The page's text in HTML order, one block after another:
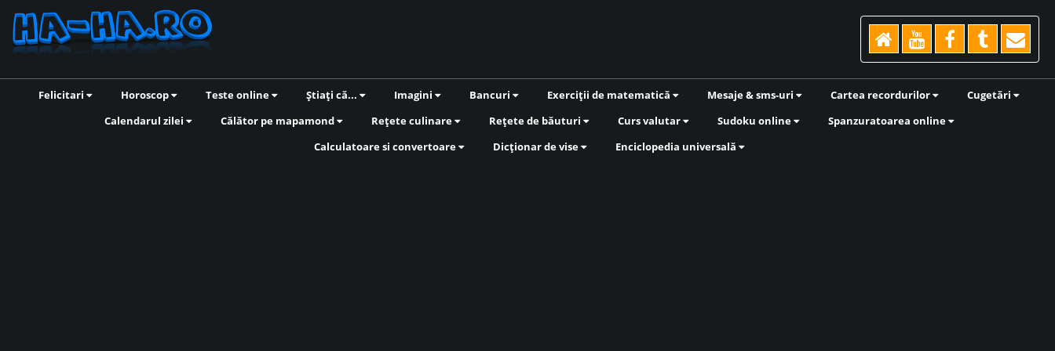
Felicitari Horoscop Teste online Știați că... Imagini Bancuri Exerciții de matematică Mesaje & sms-uri Cartea recordurilor
Cugetări
Calendarul zilei
Călător pe mapamond Rețete culinare Rețete de băuturi Curs valutar Sudoku online
Spanzuratoarea online
Calculatoare si convertoare
Dicționar de vise Enciclopedia universală